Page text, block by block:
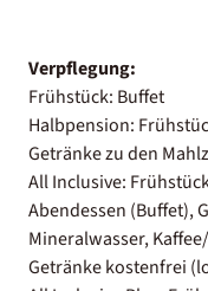
Verpflegung:
Frühstück: Buffet
Halbpension:
Getränke zu den
All Inclusive:
Abendessen (Buffet),
Mineralwasser,
Getränke kostenfrei